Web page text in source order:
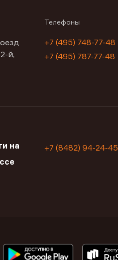
й,
Телефоны
+7 (495) 748-77-48
+7 (495) 787-77-48
на
+7 (8482) 94-24-45